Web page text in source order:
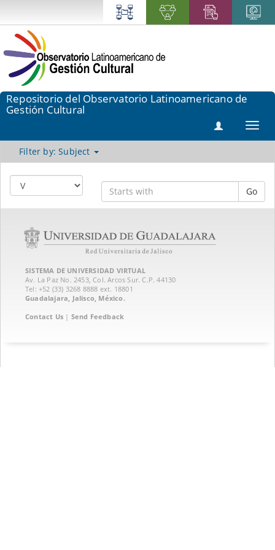
Repositorio del Observatorio Latinoamericano de
Gestión Cultural
Filter by: Subject
Go
SISTEMA DE UNIVERSIDAD VIRTUAL
Av. La Paz No. 2453, Col. Arcos Sur. C.P. 44130
Tel: +52 (33) 3268 8888‏ ext. 18801
Guadalajara, Jalisco, México.
Contact Us | Send Feedback